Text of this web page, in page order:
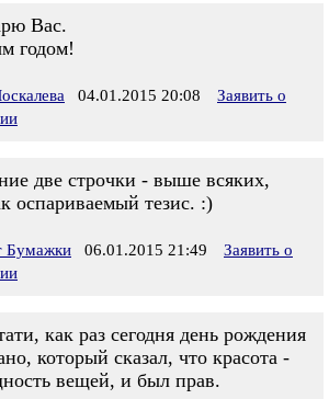
Вас.
годом!
04.01.2015 20:08
Заявить о
две строчки - выше всяких,
оспариваемый тезис. :)
Бумажки 06.01.2015 21:49
Заявить о
как раз сегодня день рождения
который сказал, что красота -
вещей, и был прав.